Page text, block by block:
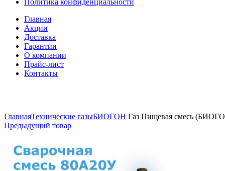
Политика конфиденциальности
Главная
Акции
Доставка
Гарантии
О компании
Прайс-лист
Контакты
ГлавнаяТехнические газыБИОГОН Газ Пищевая смесь
Предыдущий товар